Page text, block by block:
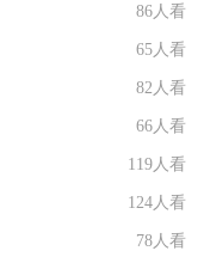
86人看
65人看
82人看
66人看
119人看
124人看
78人看